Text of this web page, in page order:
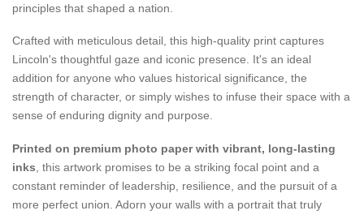
principles that shaped a nation.
Crafted with meticulous detail, this high-quality print captures
Lincoln's thoughtful gaze and iconic presence. It's an ideal
addition for anyone who values historical significance, the
strength of character, or simply wishes to infuse their space with a
sense of enduring dignity and purpose.
Printed on premium photo paper with vibrant, long-lasting
inks , this artwork promises to be a striking focal point and a
constant reminder of leadership, resilience, and the pursuit of a
more perfect union. Adorn your walls with a portrait that truly